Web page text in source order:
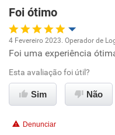
Recomenda esta
Recomenda a
Foi ótimo
Oportunidade de
Ambiente de trabalho
4 Fevereiro 2023. Operador de
Foi uma experiência
Esta avaliação foi útil?
Sim Não
Denunciar